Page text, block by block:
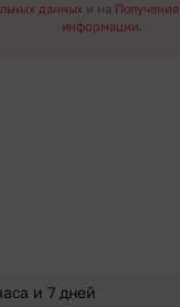
данных и на
информации.
и 7 дней